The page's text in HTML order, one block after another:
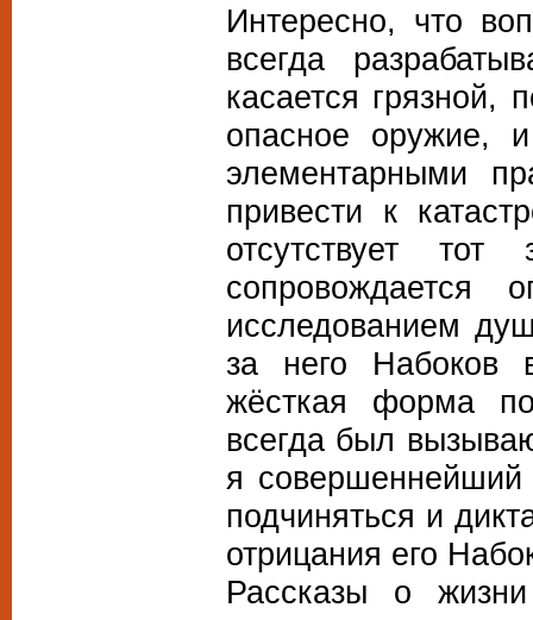
Интересно, что
всегда
касается грязной,
опасное оружие,
элементарными
привести к
отсутствует
сопровождается
исследованием
за него Набоков
жёсткая форма
всегда был
я совершеннейший
подчиняться и
отрицания его
Рассказы о